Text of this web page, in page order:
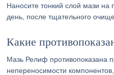
Наносите тонкий слой мази на
день, после тщательного
Какие
Мазь Релиф противопоказана
непереносимости